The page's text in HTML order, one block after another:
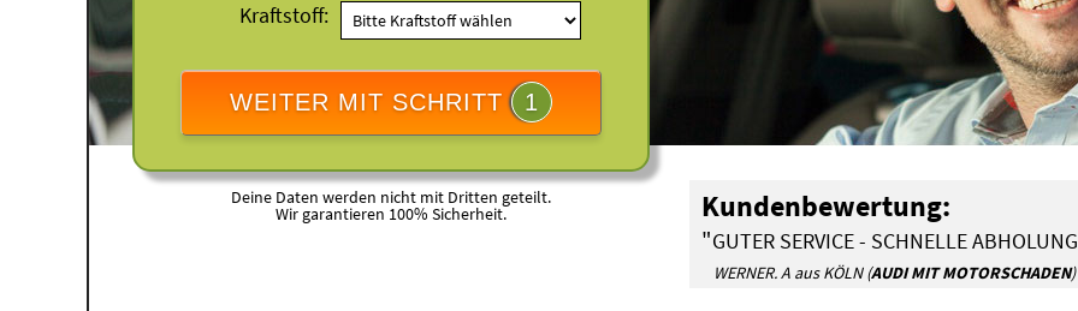
Kraftstoff:
WEITER MIT SCHRITT 1
Deine Daten werden nicht mit Dritten geteilt.
Wir garantieren 100% Sicherheit. Kundenbewertung:
"GUTER SERVICE - SCHNELLE ABHOLUNG
WERNER. A aus KÖLN (AUDI MIT MOTORSCHADEN)